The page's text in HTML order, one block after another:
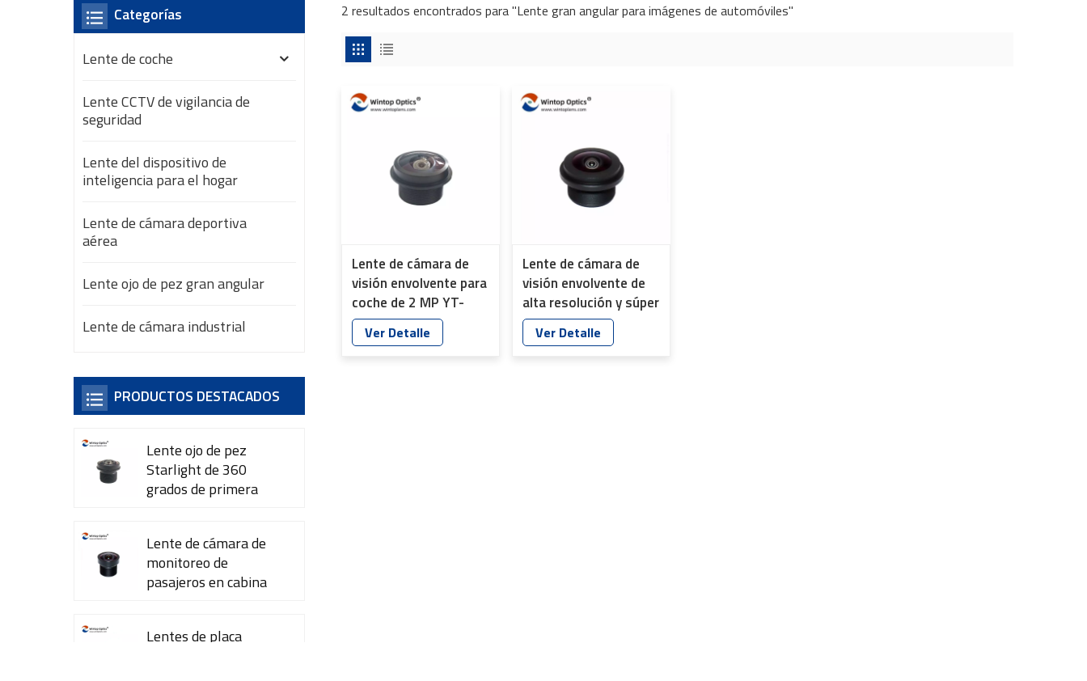
2 resultados encontrados para "Lente gran angular para imágenes de automóviles"
Lente de cámara de
visión envolvente para
coche de 2 MP YT-
7009P-E1
Ver Detalle
Lente de cámara de
visión envolvente de
alta resolución y súper
gran angular YT-
7059P-F8-L
Ver Detalle
Categorías
Lente de coche
Lente CCTV de vigilancia de
seguridad
Lente del dispositivo de
inteligencia para el hogar
Lente de cámara deportiva
aérea
Lente ojo de pez gran angular
Lente de cámara industrial
PRODUCTOS DESTACADOS
Lente ojo de pez
Starlight de 360 ​​
grados de primera
Lente de cámara de
monitoreo de
pasajeros en cabina
Lentes de placa